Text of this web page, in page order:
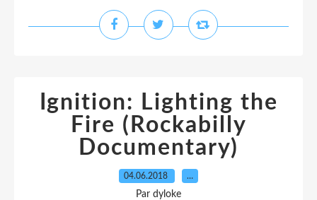
Ignition: Lighting the
Fire (Rockabilly
Documentary)
04.06.2018 …
Par dyloke